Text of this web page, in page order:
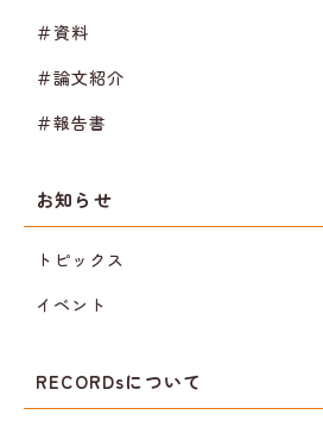
＃資料
＃論文紹介
＃報告書
お知らせ
トピックス
イベント
RECORDsについて